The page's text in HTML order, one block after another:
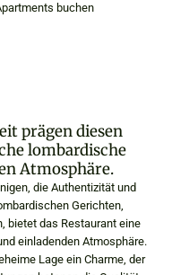
buchen
prägen diesen
lombardische
Atmosphäre.
die Authentizität und
Gerichten,
bietet das Restaurant eine
einladenden Atmosphäre.
Lage ein Charme, der